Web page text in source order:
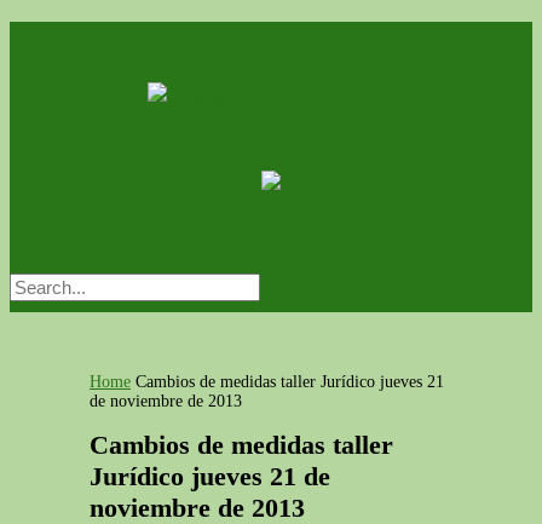
Home Cambios de medidas taller Jurídico jueves 21
de noviembre de 2013
Cambios de medidas taller
Jurídico jueves 21 de
noviembre de 2013